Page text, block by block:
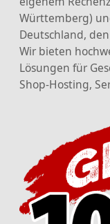
Württemberg)
Deutschland,
Wir bieten
Lösungen für
Shop-Hosting,